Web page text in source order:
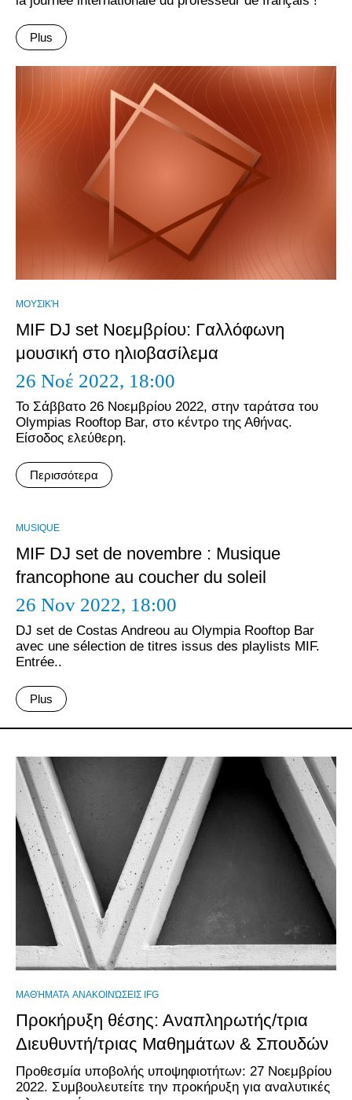
Plus
ΜΟΥΣΙΚΉ
MIF DJ set Νοεμβρίου: Γαλλόφωνη
μουσική στο ηλιοβασίλεμα
26 Νοέ 2022, 18:00
Το Σάββατο 26 Νοεμβρίου 2022, στην ταράτσα του
Olympias Rooftop Bar, στο κέντρο της Αθήνας.
Είσοδος ελεύθερη.
Περισσότερα
MUSIQUE
MIF DJ set de novembre : Musique
francophone au coucher du soleil
26 Nov 2022, 18:00
DJ set de Costas Andreou au Olympia Rooftop Bar
avec une sélection de titres issus des playlists MIF.
Entrée..
Plus
ΜΑΘΉΜΑΤΑ ΑΝΑΚΟΙΝΏΣΕΙΣ IFG
Προκήρυξη θέσης: Αναπληρωτής/τρια
Διευθυντή/τριας Μαθημάτων & Σπουδών
Προθεσμία υποβολής υποψηφιοτήτων: 27 Νοεμβρίου
2022. Συμβουλευτείτε την προκήρυξη για αναλυτικές